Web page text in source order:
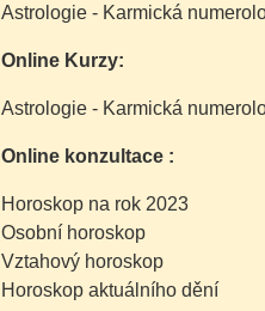
Astrologie - Karmická
Online Kurzy:
Astrologie - Karmická
Online konzultace :
Horoskop na rok 2023
Osobní horoskop
Vztahový horoskop
Horoskop aktuálního dění